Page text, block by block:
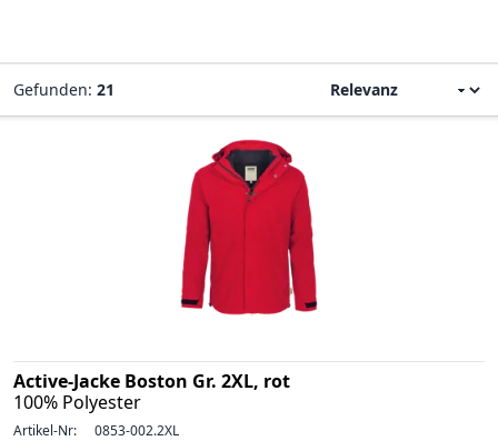
Gefunden: 21
Active-Jacke Boston Gr. 2XL, rot
100% Polyester
Artikel-Nr: 0853-002.2XL